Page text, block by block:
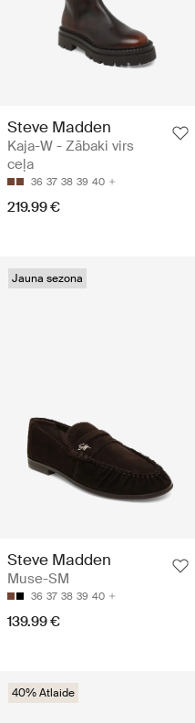
Steve Madden
Kaja-W - Zābaki virs
ceļa
36 37 38 39 40
219.99 €
Jauna sezona
Steve Madden
Muse-SM
36 37 38 39 40
139.99 €
40% Atlaide